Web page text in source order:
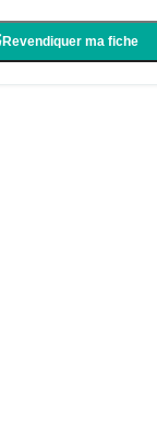
Revendiquer ma fiche